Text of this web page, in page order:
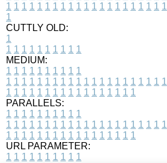
1 1 1 1 1 1 1 1 1 1 1 1 1 1 1 1 1 1 1 1 1
1
CUTTLY OLD:
1
1 1 1 1 1 1 1 1 1 1
MEDIUM:
1 1 1 1 1 1 1 1 1 1
1 1 1 1 1 1 1 1 1 1 1 1 1 1 1 1 1 1 1 1 1
1 1 1 1 1 1 1 1 1 1 1 1 1 1 1 1 1
PARALLELS:
1 1 1 1 1 1 1 1 1 1
1 1 1 1 1 1 1 1 1 1 1 1 1 1 1 1 1 1 1 1 1
1 1 1 1 1 1 1 1 1 1 1 1 1 1 1 1 1
URL PARAMETER:
1 1 1 1 1 1 1 1 1 1